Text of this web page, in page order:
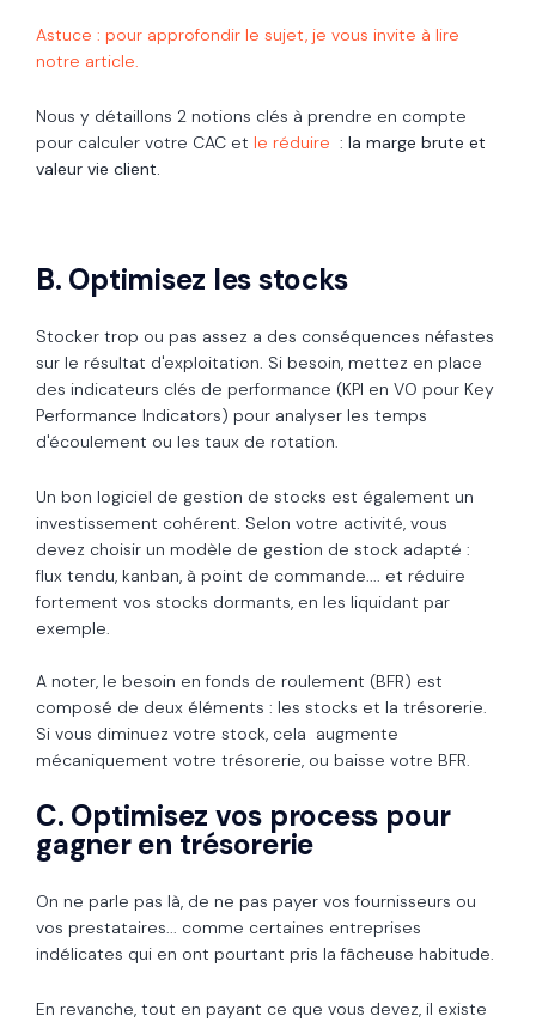
Astuce : pour approfondir le sujet, je vous invite à lire
notre article.
Nous y détaillons 2 notions clés à prendre en compte
pour calculer votre CAC et le réduire : la marge brute et
valeur vie client.
B. Optimisez les stocks
Stocker trop ou pas assez a des conséquences néfastes
sur le résultat d'exploitation. Si besoin, mettez en place
des indicateurs clés de performance (KPI en VO pour Key
Performance Indicators) pour analyser les temps
d'écoulement ou les taux de rotation.
Un bon logiciel de gestion de stocks est également un
investissement cohérent. Selon votre activité, vous
devez choisir un modèle de gestion de stock adapté :
flux tendu, kanban, à point de commande.... et réduire
fortement vos stocks dormants, en les liquidant par
exemple.
A noter, le besoin en fonds de roulement (BFR) est
composé de deux éléments : les stocks et la trésorerie.
Si vous diminuez votre stock, cela augmente
mécaniquement votre trésorerie, ou baisse votre BFR.
C. Optimisez vos process pour
gagner en trésorerie
On ne parle pas là, de ne pas payer vos fournisseurs ou
vos prestataires... comme certaines entreprises
indélicates qui en ont pourtant pris la fâcheuse habitude.
En revanche, tout en payant ce que vous devez, il existe